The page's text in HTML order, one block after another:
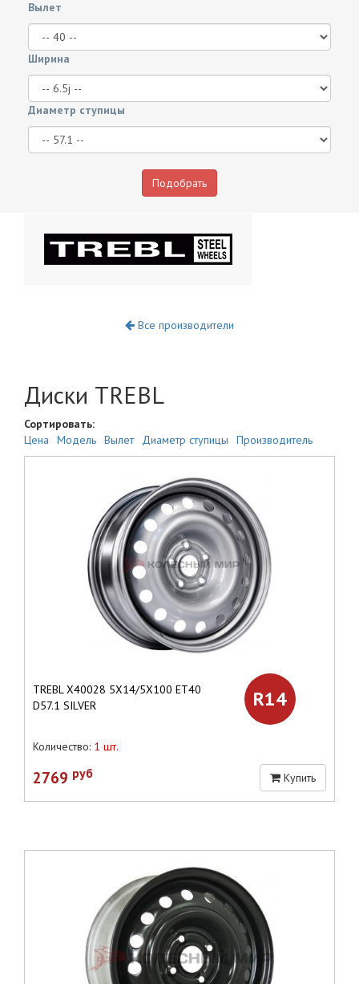
Вылет
Ширина
Диаметр ступицы
Подобрать
Все производители
Диски TREBL
Сортировать:
Цена
Модель Вылет Диаметр ступицы Производитель
TREBL X40028 5X14/5X100 ET40
D57.1 SILVER
R14
Количество: 1 шт.
2769 руб Купить